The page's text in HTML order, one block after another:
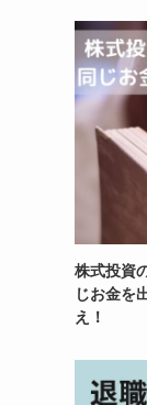
株式投資
じお金を
え！